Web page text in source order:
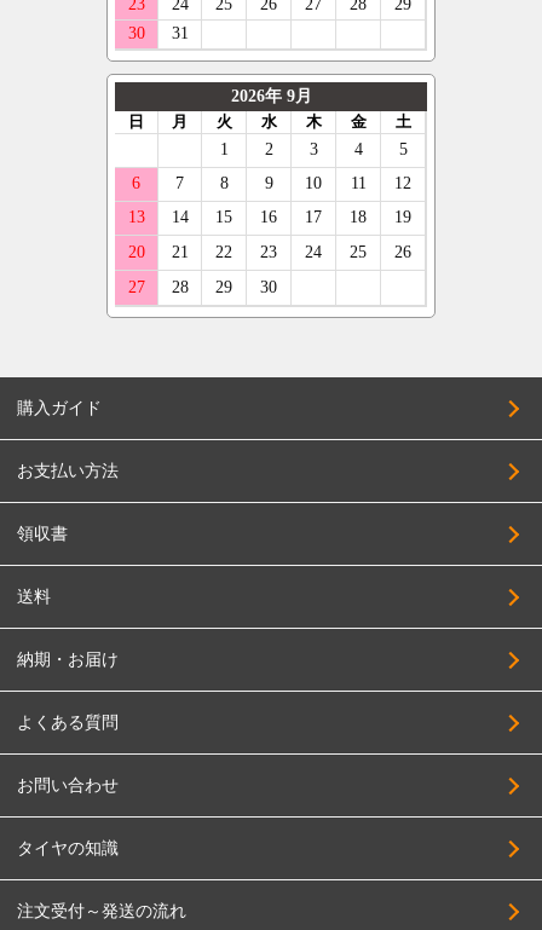
購入ガイド
お支払い方法
領収書
送料
納期・お届け
よくある質問
お問い合わせ
タイヤの知識
注文受付～発送の流れ